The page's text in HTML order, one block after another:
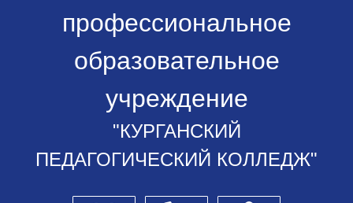
профессиональное
образовательное
учреждение
"КУРГАНСКИЙ
ПЕДАГОГИЧЕСКИЙ КОЛЛЕДЖ"